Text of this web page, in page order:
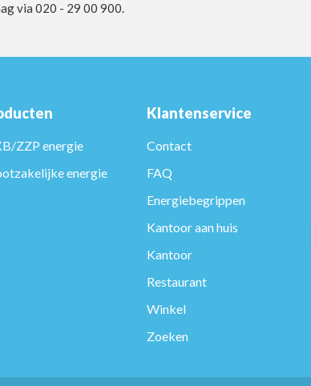
via 020 - 29 00 900.
ZZP energie
energie
Klantenservice
Contact
FAQ
Energiebegrippen
Kantoor aan huis
Kantoor
Restaurant
Winkel
Zoeken